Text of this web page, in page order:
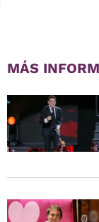
MÁS